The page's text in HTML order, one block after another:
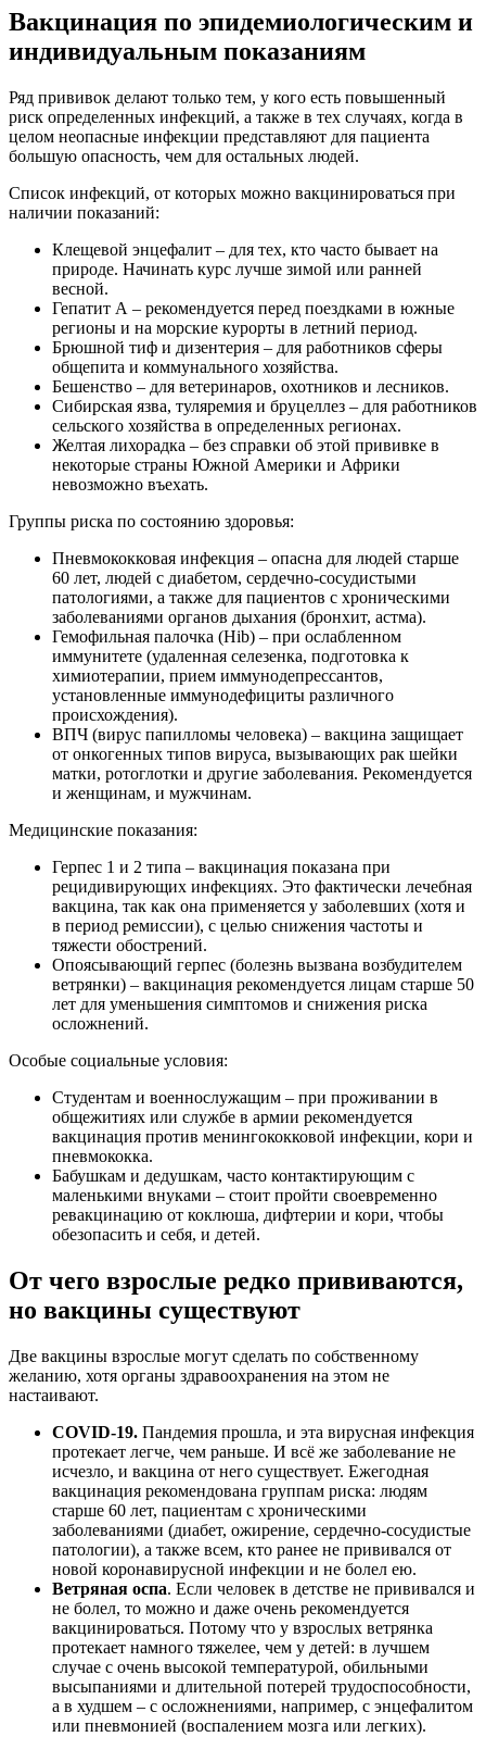
Вакцинация по эпидемиологическим и
индивидуальным показаниям
Ряд прививок делают только тем, у кого есть повышенный
риск определенных инфекций, а также в тех случаях, когда в
целом неопасные инфекции представляют для пациента
большую опасность, чем для остальных людей.
Список инфекций, от которых можно вакцинироваться при
наличии показаний:
Клещевой энцефалит – для тех, кто часто бывает на
природе. Начинать курс лучше зимой или ранней
весной.
Гепатит А – рекомендуется перед поездками в южные
регионы и на морские курорты в летний период.
Брюшной тиф и дизентерия – для работников сферы
общепита и коммунального хозяйства.
Бешенство – для ветеринаров, охотников и лесников.
Сибирская язва, туляремия и бруцеллез – для работников
сельского хозяйства в определенных регионах.
Желтая лихорадка – без справки об этой прививке в
некоторые страны Южной Америки и Африки
невозможно въехать.
Группы риска по состоянию здоровья:
Пневмококковая инфекция – опасна для людей старше
60 лет, людей с диабетом, сердечно-сосудистыми
патологиями, а также для пациентов с хроническими
заболеваниями органов дыхания (бронхит, астма).
Гемофильная палочка (Hib) – при ослабленном
иммунитете (удаленная селезенка, подготовка к
химиотерапии, прием иммунодепрессантов,
установленные иммунодефициты различного
происхождения).
ВПЧ (вирус папилломы человека) – вакцина защищает
от онкогенных типов вируса, вызывающих рак шейки
матки, ротоглотки и другие заболевания. Рекомендуется
и женщинам, и мужчинам.
Медицинские показания:
Герпес 1 и 2 типа – вакцинация показана при
рецидивирующих инфекциях. Это фактически лечебная
вакцина, так как она применяется у заболевших (хотя и
в период ремиссии), с целью снижения частоты и
тяжести обострений.
Опоясывающий герпес (болезнь вызвана возбудителем
ветрянки) – вакцинация рекомендуется лицам старше 50
лет для уменьшения симптомов и снижения риска
осложнений.
Особые социальные условия:
Студентам и военнослужащим – при проживании в
общежитиях или службе в армии рекомендуется
вакцинация против менингококковой инфекции, кори и
пневмококка.
Бабушкам и дедушкам, часто контактирующим с
маленькими внуками – стоит пройти своевременно
ревакцинацию от коклюша, дифтерии и кори, чтобы
обезопасить и себя, и детей.
От чего взрослые редко прививаются,
но вакцины существуют
Две вакцины взрослые могут сделать по собственному
желанию, хотя органы здравоохранения на этом не
настаивают.
COVID-19. Пандемия прошла, и эта вирусная инфекция
протекает легче, чем раньше. И всё же заболевание не
исчезло, и вакцина от него существует. Ежегодная
вакцинация рекомендована группам риска: людям
старше 60 лет, пациентам с хроническими
заболеваниями (диабет, ожирение, сердечно-сосудистые
патологии), а также всем, кто ранее не прививался от
новой коронавирусной инфекции и не болел ею.
Ветряная оспа. Если человек в детстве не прививался и
не болел, то можно и даже очень рекомендуется
вакцинироваться. Потому что у взрослых ветрянка
протекает намного тяжелее, чем у детей: в лучшем
случае с очень высокой температурой, обильными
высыпаниями и длительной потерей трудоспособности,
а в худшем – с осложнениями, например, с энцефалитом
или пневмонией (воспалением мозга или легких).